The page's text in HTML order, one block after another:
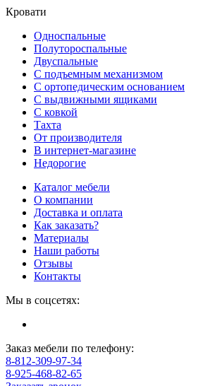
Кровати
Односпальные
Полутороспальные
Двуспальные
С подъемным механизмом
С ортопедическим основанием
С выдвижными ящиками
С ковкой
Тахта
От производителя
В интернет-магазине
Недорогие
Каталог мебели
О компании
Доставка и оплата
Как заказать?
Материалы
Наши работы
Отзывы
Контакты
Мы в соцсетях:
Заказ мебели по телефону:
8-812-309-97-34
8-925-468-82-65